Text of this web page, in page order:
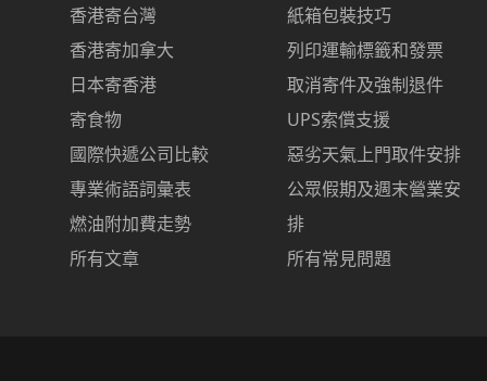
香港寄台灣
香港寄加拿大
日本寄香港
寄食物
國際快遞公司比較
專業術語詞彙表
燃油附加費走勢
所有文章
紙箱包裝技巧
列印運輸標籤和發票
取消寄件及強制退件
UPS索償支援
惡劣天氣上門取件安排
公眾假期及週末營業安
排
所有常見問題